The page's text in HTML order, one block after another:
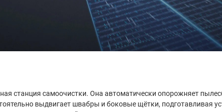
станция самоочистки. Она автоматически опорожняет
выдвигает швабры и боковые щётки, подготавливая